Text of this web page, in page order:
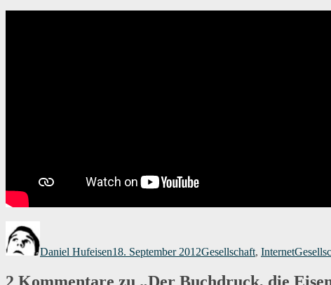
Daniel Hufeisen18. September 2012Gesellschaft, Internet